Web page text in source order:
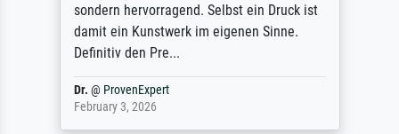
sondern hervorragend. Selbst ein Druck ist
damit ein Kunstwerk im eigenen Sinne.
Definitiv den Pre...
Dr. @ ProvenExpert
February 3, 2026